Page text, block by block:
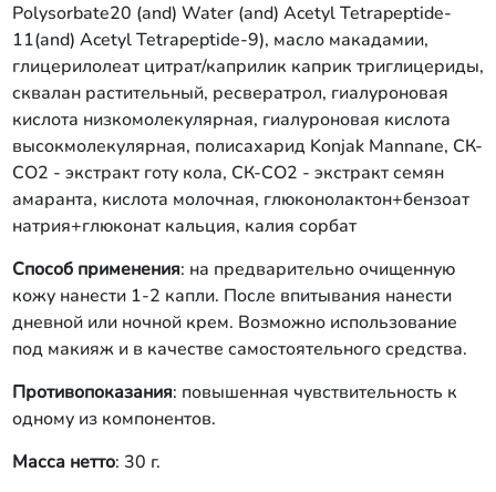
Polysorbate20 (and) Water (and) Acetyl Tetrapeptide-
11(and) Acetyl Tetrapeptide-9), масло макадамии,
глицерилолеат цитрат/каприлик каприк триглицериды,
сквалан растительный, ресвератрол, гиалуроновая
кислота низкомолекулярная, гиалуроновая кислота
высокмолекулярная, полисахарид Konjak Mannane, СК-
СО2 - экстракт готу кола, СК-СО2 - экстракт семян
амаранта, кислота молочная, глюконолактон+бензоат
натрия+глюконат кальция, калия сорбат
Способ применения: на предварительно очищенную
кожу нанести 1-2 капли. После впитывания нанести
дневной или ночной крем. Возможно использование
под макияж и в качестве самостоятельного средства.
Противопоказания: повышенная чувствительность к
одному из компонентов.
Масса нетто: 30 г.